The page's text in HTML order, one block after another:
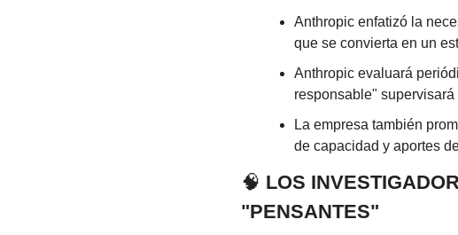
Anthropic enfatizó la
que se convierta en un
Anthropic evaluará
responsable"
La empresa también
de capacidad y aportes
🧠 LOS
"PENSANTES"